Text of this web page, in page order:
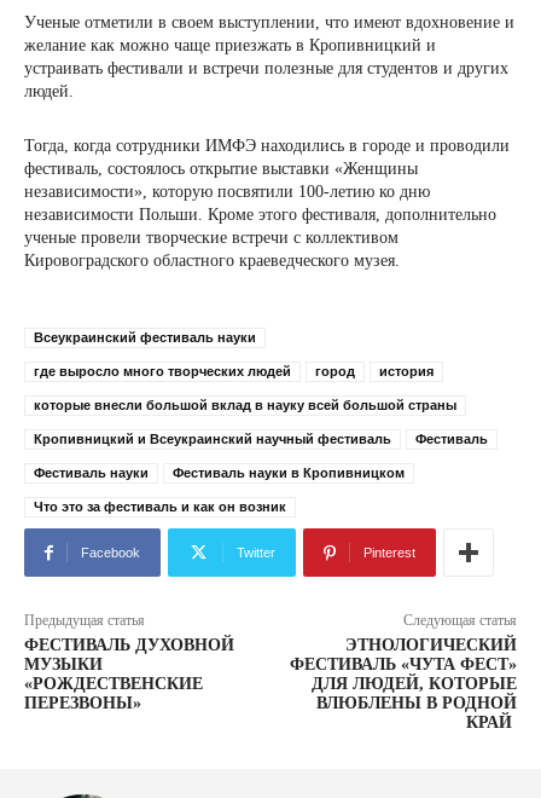
Ученые отметили в своем выступлении, что имеют вдохновение и
желание как можно чаще приезжать в Кропивницкий и
устраивать фестивали и встречи полезные для студентов и других
людей.
Тогда, когда сотрудники ИМФЭ находились в городе и проводили
фестиваль, состоялось открытие выставки «Женщины
независимости», которую посвятили 100-летию ко дню
независимости Польши. Кроме этого фестиваля, дополнительно
ученые провели творческие встречи с коллективом
Кировоградского областного краеведческого музея.
Всеукраинский фестиваль науки
где выросло много творческих людей город история
которые внесли большой вклад в науку всей большой страны
Кропивницкий и Всеукраинский научный фестиваль Фестиваль
Фестиваль науки Фестиваль науки в Кропивницком
Что это за фестиваль и как он возник
Facebook Twitter Pinterest
Предыдущая статья
ФЕСТИВАЛЬ ДУХОВНОЙ
МУЗЫКИ
«РОЖДЕСТВЕНСКИЕ
ПЕРЕЗВОНЫ»
Следующая статья
ЭТНОЛОГИЧЕСКИЙ
ФЕСТИВАЛЬ «ЧУТА ФЕСТ»
ДЛЯ ЛЮДЕЙ, КОТОРЫЕ
ВЛЮБЛЕНЫ В РОДНОЙ
КРАЙ